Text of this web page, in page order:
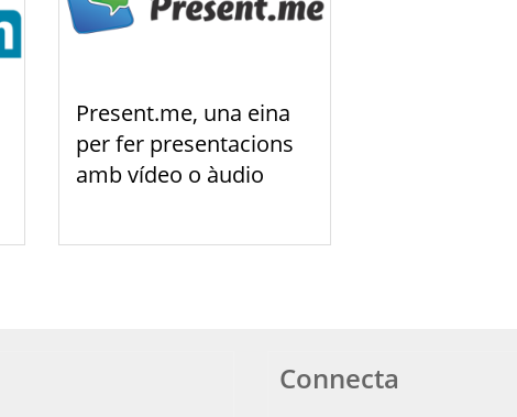
Present.me, una eina
per fer presentacions
amb vídeo o àudio
Connecta